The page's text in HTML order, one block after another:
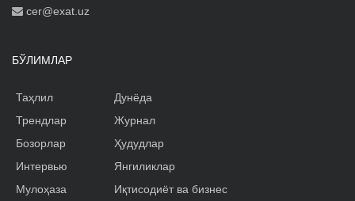
cer@exat.uz
БЎЛИМЛАР
Таҳлил
Трендлар
Бозорлар
Интервью
Мулоҳаза
Дунёда
Журнал
Ҳудудлар
Янгиликлар
Иқтисодиёт ва бизнес